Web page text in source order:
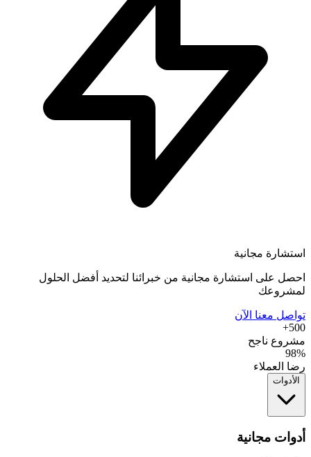
استشارة مجانية
احصل على استشارة مجانية من خبرائنا لتحديد أفضل الحلول
لمشروعك
تواصل معنا الآن
500+
مشروع ناجح
98%
رضا العملاء
الأدوات
أدوات مجانية